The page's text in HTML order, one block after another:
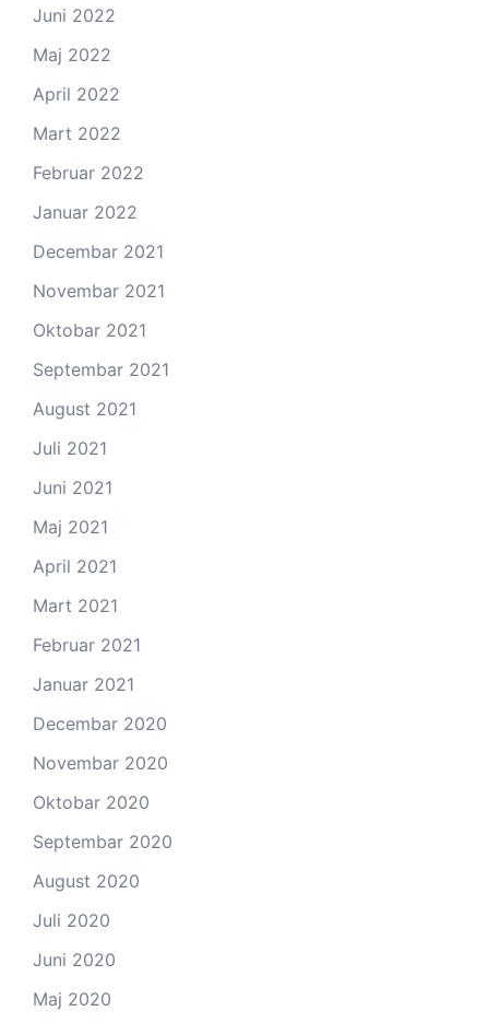
Juni 2022
Maj 2022
April 2022
Mart 2022
Februar 2022
Januar 2022
Decembar 2021
Novembar 2021
Oktobar 2021
Septembar 2021
August 2021
Juli 2021
Juni 2021
Maj 2021
April 2021
Mart 2021
Februar 2021
Januar 2021
Decembar 2020
Novembar 2020
Oktobar 2020
Septembar 2020
August 2020
Juli 2020
Juni 2020
Maj 2020